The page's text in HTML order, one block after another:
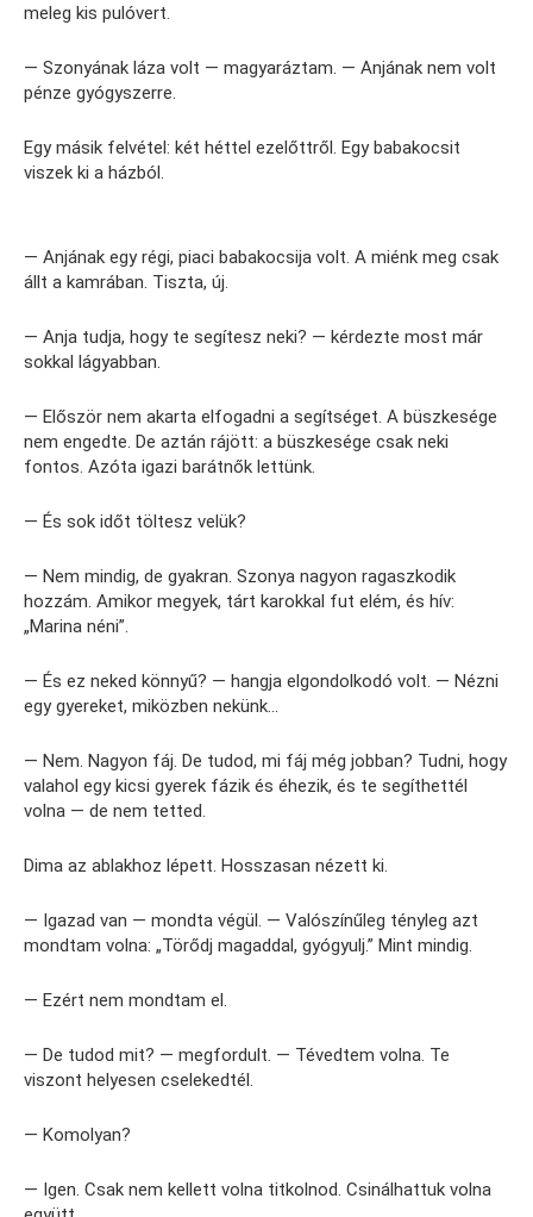
meleg kis pulóvert.
— Szonyának láza volt — magyaráztam. — Anjának nem volt
pénze gyógyszerre.
Egy másik felvétel: két héttel ezelőttről. Egy babakocsit
viszek ki a házból.
— Anjának egy régi, piaci babakocsija volt. A miénk meg csak
állt a kamrában. Tiszta, új.
— Anja tudja, hogy te segítesz neki? — kérdezte most már
sokkal lágyabban.
— Először nem akarta elfogadni a segítséget. A büszkesége
nem engedte. De aztán rájött: a büszkesége csak neki
fontos. Azóta igazi barátnők lettünk.
— És sok időt töltesz velük?
— Nem mindig, de gyakran. Szonya nagyon ragaszkodik
hozzám. Amikor megyek, tárt karokkal fut elém, és hív:
„Marina néni”.
— És ez neked könnyű? — hangja elgondolkodó volt. — Nézni
egy gyereket, miközben nekünk…
— Nem. Nagyon fáj. De tudod, mi fáj még jobban? Tudni, hogy
valahol egy kicsi gyerek fázik és éhezik, és te segíthettél
volna — de nem tetted.
Dima az ablakhoz lépett. Hosszasan nézett ki.
— Igazad van — mondta végül. — Valószínűleg tényleg azt
mondtam volna: „Törődj magaddal, gyógyulj.” Mint mindig.
— Ezért nem mondtam el.
— De tudod mit? — megfordult. — Tévedtem volna. Te
viszont helyesen cselekedtél.
— Komolyan?
— Igen. Csak nem kellett volna titkolnod. Csinálhattuk volna